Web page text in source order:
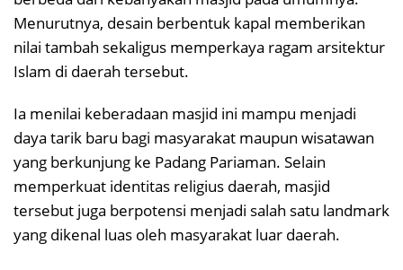
Menurutnya, desain berbentuk kapal memberikan
nilai tambah sekaligus memperkaya ragam arsitektur
Islam di daerah tersebut.
Ia menilai keberadaan masjid ini mampu menjadi
daya tarik baru bagi masyarakat maupun wisatawan
yang berkunjung ke Padang Pariaman. Selain
memperkuat identitas religius daerah, masjid
tersebut juga berpotensi menjadi salah satu landmark
yang dikenal luas oleh masyarakat luar daerah.